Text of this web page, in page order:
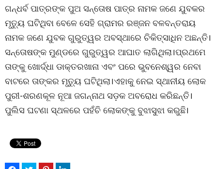
ଗନ୍ଧର୍ବ ପାତ୍ରଙ୍କ ପୁଅ ସନ୍ତୋଷ ପାତ୍ର ନାମକ ଜଣେ ଯୁବକର
ମୃତ୍ୟୁ ଘଟିଥିବା ବେଳେ ସେହି ଗ୍ରାମର ରଞ୍ଜନ ବଳବନ୍ତରାୟ
ନାମକ ଜଣେ ଯୁବକ ଗୁରୁତ୍ୱର ଅବସ୍ଥାରେ ଚିକିତ୍ସାଧିନ ଅଛନ୍ତି।
ସନ୍ତୋଷଙ୍କ ମୁଣ୍ଡରେ ଗୁରୁତ୍ୱର ଆଘାତ ଲାଗିଥିଲା।ପ୍ରଥମେ
ତାଙ୍କୁ ଖୋର୍ଦ୍ଧା ଡାକ୍ତରଖାନା ଏବଂ ପରେ ଭୁବନେଶ୍ୱର ନେବା
ବାଟରେ ତାଙ୍କର ମୃତ୍ୟୁ ଘଟିଥିଲା।ଏହାକୁ ନେଇ ସ୍ଥାନୀୟ ଲୋକ
ପୁରୀ-ଶରଣକୂଳ ନୂଆ ଜଗନ୍ନାଥ ସଡ଼କ ଅବରୋଧ କରିଛନ୍ତି।
ପୁଲିସ ଘଟଣା ସ୍ଥଳରେ ପହଁଚି ଲୋକଙ୍କୁ ବୁଝାସୁଝା କରୁଛି।